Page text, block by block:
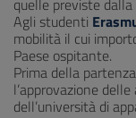
quelle previste
Agli studenti
mobilità il cui
Paese ospitante.
Prima della
l’approvazione
dell’università di